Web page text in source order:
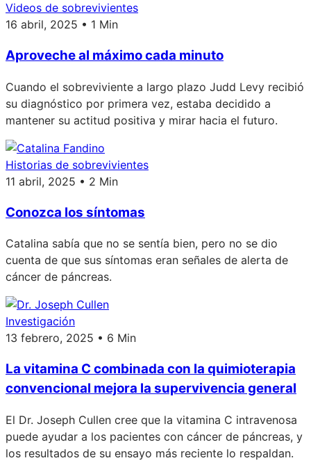
Videos de sobrevivientes
16 abril, 2025 • 1 Min
Aproveche al máximo cada minuto
Cuando el sobreviviente a largo plazo Judd Levy recibió
su diagnóstico por primera vez, estaba decidido a
mantener su actitud positiva y mirar hacia el futuro.
Historias de sobrevivientes
11 abril, 2025 • 2 Min
Conozca los síntomas
Catalina sabía que no se sentía bien, pero no se dio
cuenta de que sus síntomas eran señales de alerta de
cáncer de páncreas.
Investigación
13 febrero, 2025 • 6 Min
La vitamina C combinada con la quimioterapia
convencional mejora la supervivencia general
El Dr. Joseph Cullen cree que la vitamina C intravenosa
puede ayudar a los pacientes con cáncer de páncreas, y
los resultados de su ensayo más reciente lo respaldan.